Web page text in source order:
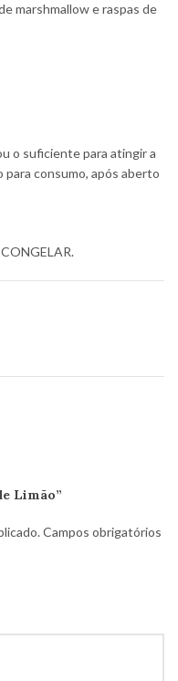
marshmallow e raspas de
o suficiente para atingir a
consumo, após aberto
Limão”
Campos obrigatórios